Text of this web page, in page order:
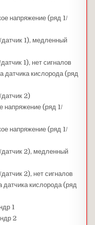
напряжение (ряд 1/
1), медленный
1), нет сигналов
датчика кислорода (ряд
2)
напряжение (ряд 1/
напряжение (ряд 1/
2), медленный
2), нет сигналов
датчика кислорода (ряд
1
2